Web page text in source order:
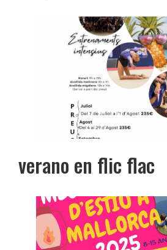
verano en flic flac